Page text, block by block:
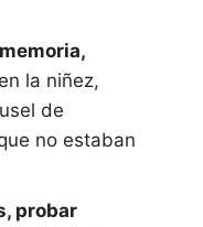
en la niñez,
de
no estaban
probar